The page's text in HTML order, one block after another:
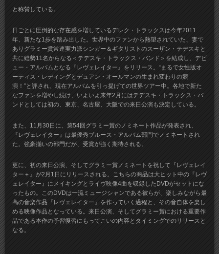
と称賛している。
日ごとに圧倒的な存在感を増しているデレク・トラックスは今年2011
年、新たな1歩を踏み出した。世界中のファンから熱望されていた、妻で
ありグラミー賞常連実力派シンガー＆ギタリストのスーザン・テデスキと
共に総勢11名からなる＜テデスキ・トラックス・バンド＞を結成し、デビ
ュー・アルバムとなる『レヴェレイター』をリリース。“まるで女性版オ
ーティス・レディングとデュアン・オールマンの生まれ変わりの競
演！”と評され、現在アルバムを引っ提げての世界ツアー中。各地で新た
なファンを増やし続け、いよいよ来年2月にはテデスキ・トラックス・バ
ンドとしては初の、東京、名古屋、大阪での来日公演も決定している。
また、11月30日に、第54回グラミー賞のノミネート作品が発表され、
『レヴェレイター』は最優秀ブルース・アルバム部門でノミネートされ
た。強豪揃いの部門だが、受賞が強く期待される。
更に、初の来日公演、そしてグラミー賞ノミネートを祝して『レヴェレイ
ター＋』が2月1日にリリースされる。こちらの商品は大ヒット中の『レヴ
ェレイター』にメイキングとライヴ映像4曲を収録したDVDがセットにな
ったもの。このDVDは一流ミュージシャンである彼らが、楽しみながら最
高の音楽作品『レヴェレイター』を作っていく過程と、その音自体を楽し
める映像作品となっている。来日公演、そしてグラミー賞における重要作
品である本作の予習復習にもってこいの内容とタイミングでのリリースと
なる。